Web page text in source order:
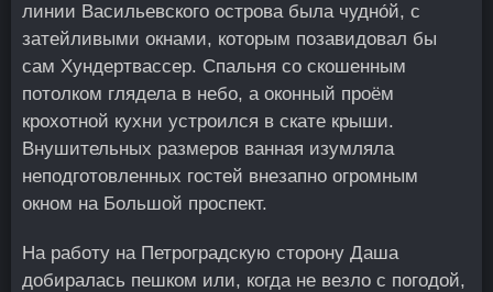
линии Васильевского острова была чудно́й, с
затейливыми окнами, которым позавидовал бы
сам Хундертвассер. Спальня со скошенным
потолком глядела в небо, а оконный проём
крохотной кухни устроился в скате крыши.
Внушительных размеров ванная изумляла
неподготовленных гостей внезапно огромным
окном на Большой проспект.
На работу на Петроградскую сторону Даша
добиралась пешком или, когда не везло с погодой,